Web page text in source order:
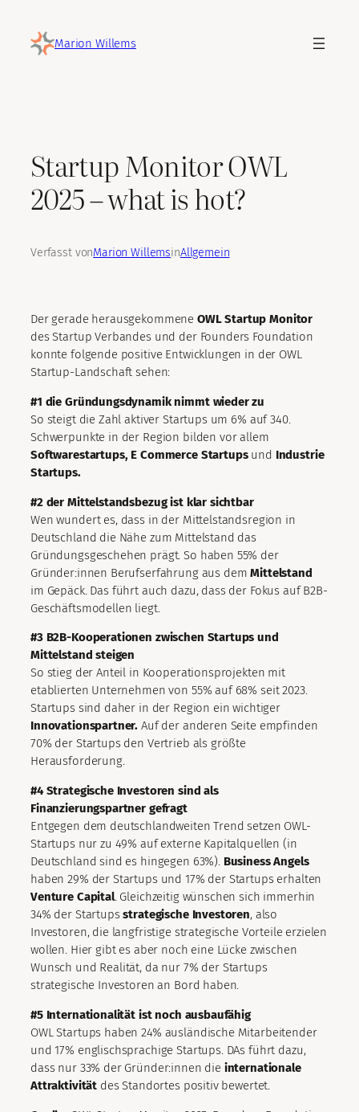
springenMarion Willems
Startup Monitor OWL
2025 – what is hot?
Verfasst vonMarion WillemsinAllgemein
Der gerade herausgekommene OWL Startup Monitor
des Startup Verbandes und der Founders Foundation
konnte folgende positive Entwicklungen in der OWL
Startup-Landschaft sehen:
#1 die Gründungsdynamik nimmt wieder zu
So steigt die Zahl aktiver Startups um 6% auf 340.
Schwerpunkte in der Region bilden vor allem
Softwarestartups, E Commerce Startupsund Industrie
Startups.
#2 der Mittelstandsbezug ist klar sichtbar
Wen wundert es, dass in der Mittelstandsregion in
Deutschland die Nähe zum Mittelstand das
Gründungsgeschehen prägt. So haben 55% der
Gründer:innen Berufserfahrung aus demMittelstand
im Gepäck. Das führt auch dazu, dass der Fokus auf B2B-
Geschäftsmodellen liegt.
#3 B2B-Kooperationen zwischen Startups und
Mittelstand steigen
So stieg der Anteil in Kooperationsprojekten mit
etablierten Unternehmen von 55% auf 68% seit 2023.
Startups sind daher in der Region ein wichtiger
Innovationspartner.Auf der anderen Seite empfinden
70% der Startups den Vertrieb als größte
Herausforderung.
#4 Strategische Investoren sind als
Finanzierungspartner gefragt
Entgegen dem deutschlandweiten Trend setzen OWL-
Startups nur zu 49% auf externe Kapitalquellen (in
Deutschland sind es hingegen 63%). Business Angels
haben 29% der Startups und 17% der Startups erhalten
Venture Capital. Gleichzeitig wünschen sich immerhin
34% der Startupsstrategische Investoren, also
Investoren, die langfristige strategische Vorteile erzielen
wollen. Hier gibt es aber noch eine Lücke zwischen
Wunsch und Realität, da nur 7% der Startups
strategische Investoren an Bord haben.
#5 Internationalität ist noch ausbaufähig
OWL Startups haben 24% ausländische Mitarbeitender
und 17% englischsprachige Startups. DAs führt dazu,
dass nur 33% der Gründer:innen die internationale
Attraktivität des Standortes positiv bewertet.